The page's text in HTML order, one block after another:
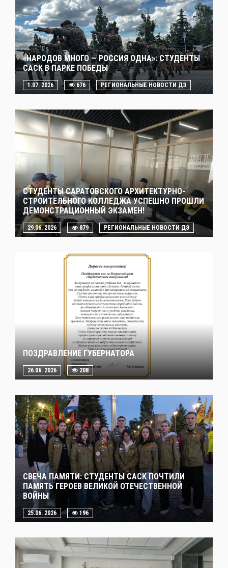
«НАРОДОВ МНОГО — РОССИЯ ОДНА»: СТУДЕНТЫ
САСК В ПАРКЕ ПОБЕДЫ
1.07. 2026 676 РЕГИОНАЛЬНЫЕ НОВОСТИ ДЭ
СТУДЕНТЫ САРАТОВСКОГО АРХИТЕКТУРНО-
СТРОИТЕЛЬНОГО КОЛЛЕДЖА УСПЕШНО ПРОШЛИ
ДЕМОНСТРАЦИОННЫЙ ЭКЗАМЕН!
29.06. 2026 879 РЕГИОНАЛЬНЫЕ НОВОСТИ ДЭ
ПОЗДРАВЛЕНИЕ ГУБЕРНАТОРА
26.06. 2026 208
СВЕЧА ПАМЯТИ: СТУДЕНТЫ САСК ПОЧТИЛИ
ПАМЯТЬ ГЕРОЕВ ВЕЛИКОЙ ОТЕЧЕСТВЕННОЙ
ВОЙНЫ
25.06. 2026 196